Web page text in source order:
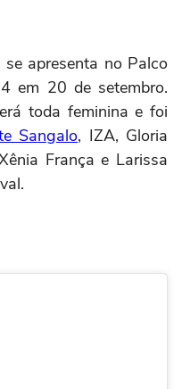
apresenta no Palco
em 20 de setembro.
toda feminina e foi
Sangalo, IZA, Gloria
França e Larissa